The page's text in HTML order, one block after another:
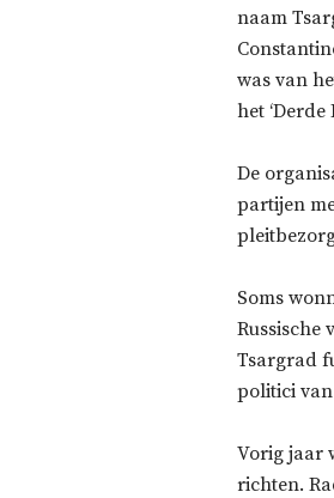
naam
was van
het
De
partijen
Soms
Russische
Tsargrad
politici
Vorig jaar
richten.